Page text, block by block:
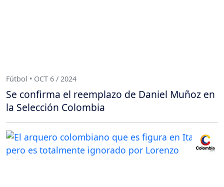
Fútbol • OCT 6 / 2024
Se confirma el reemplazo de Daniel Muñoz en
la Selección Colombia